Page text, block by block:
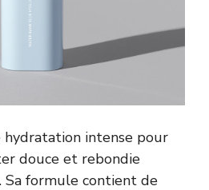
hydratation intense pour
douce et rebondie
Sa formule contient de